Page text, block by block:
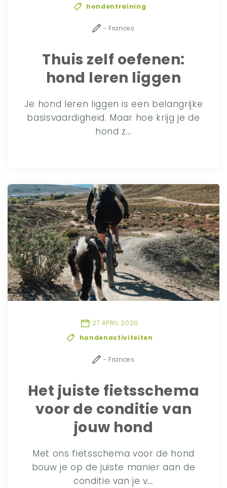
hondentraining
- Frances
Thuis zelf oefenen:
hond leren liggen
Je hond leren liggen is een belangrijke
basisvaardigheid. Maar hoe krijg je de
hond z...
27 APRIL 2020
hondenactiviteiten
- Frances
Het juiste fietsschema
voor de conditie van
jouw hond
Met ons fietsschema voor de hond
bouw je op de juiste manier aan de
conditie van je v...